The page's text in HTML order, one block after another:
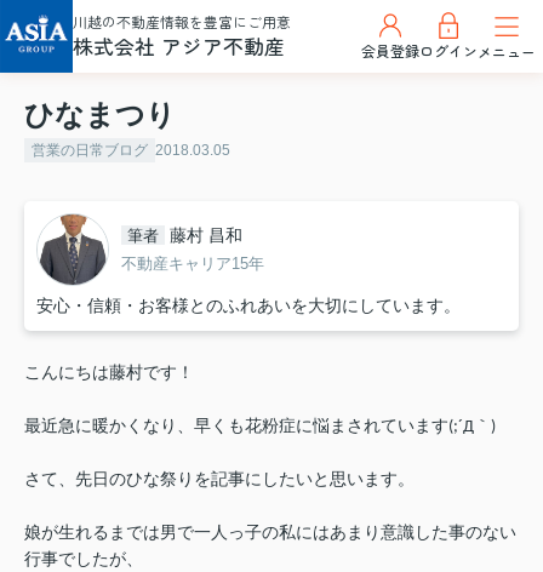
川越の不動産情報を豊富にご用意
株式会社 アジア不動産 会員登録ログインメニュー
ひなまつり
営業の日常ブログ 2018.03.05
筆者 藤村 昌和
不動産キャリア15年
安心・信頼・お客様とのふれあいを大切にしています。
こんにちは藤村です！
最近急に暖かくなり、早くも花粉症に悩まされています(;´Д｀)
さて、先日のひな祭りを記事にしたいと思います。
娘が生れるまでは男で一人っ子の私にはあまり意識した事のない
行事でしたが、